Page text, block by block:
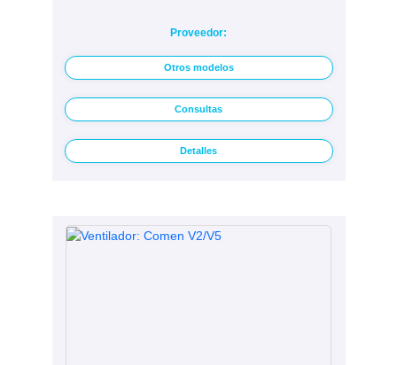
Proveedor:
Otros modelos
Consultas
Detalles